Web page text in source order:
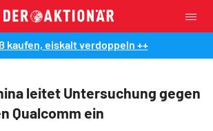
kaufen, eiskalt verdoppeln ++
leitet Untersuchung gegen
Qualcomm ein